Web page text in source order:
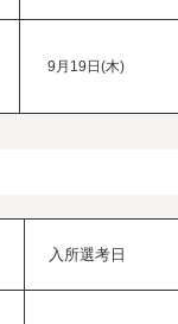
9月19日(木)
入所選考日